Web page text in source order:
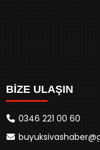
BİZE ULAŞIN
0346 221 00 60